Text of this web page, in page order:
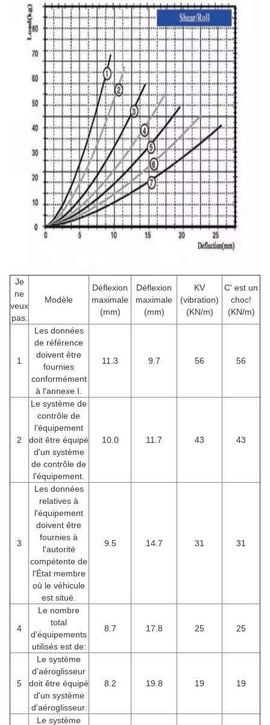
Je
ne
veux
pas.
Modèle
Déflexion
maximale
(mm)
Déflexion
maximale
(mm)
KV
(vibration)
(KN/m)
C' est un
choc!
(KN/m)
1
Les données
de référence
doivent être
fournies
conformément
à l'annexe I.
11.3 9.7 56 56
2
Le système de
contrôle de
l'équipement
doit être équipé
d'un système
de contrôle de
l'équipement.
10.0 11.7 43 43
3
Les données
relatives à
l'équipement
doivent être
fournies à
l'autorité
compétente de
l'État membre
où le véhicule
est situé.
9.5 14.7 31 31
4
Le nombre
total
d'équipements
utilisés est de:
8.7 17.8 25 25
5
Le système
d'aéroglisseur
doit être équipé
d'un système
d'aéroglisseur.
8.2 19.8 19 19
Le système